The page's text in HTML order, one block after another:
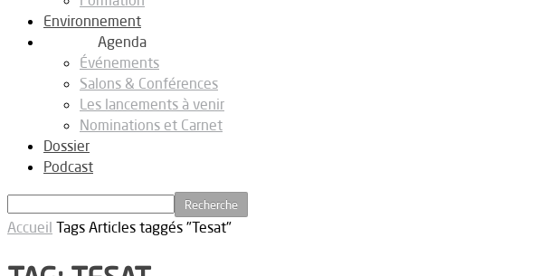
Environnement
Agenda
Événements
Salons & Conférences
Les lancements à venir
Nominations et Carnet
Dossier
Podcast
Accueil Tags Articles taggés "Tesat"